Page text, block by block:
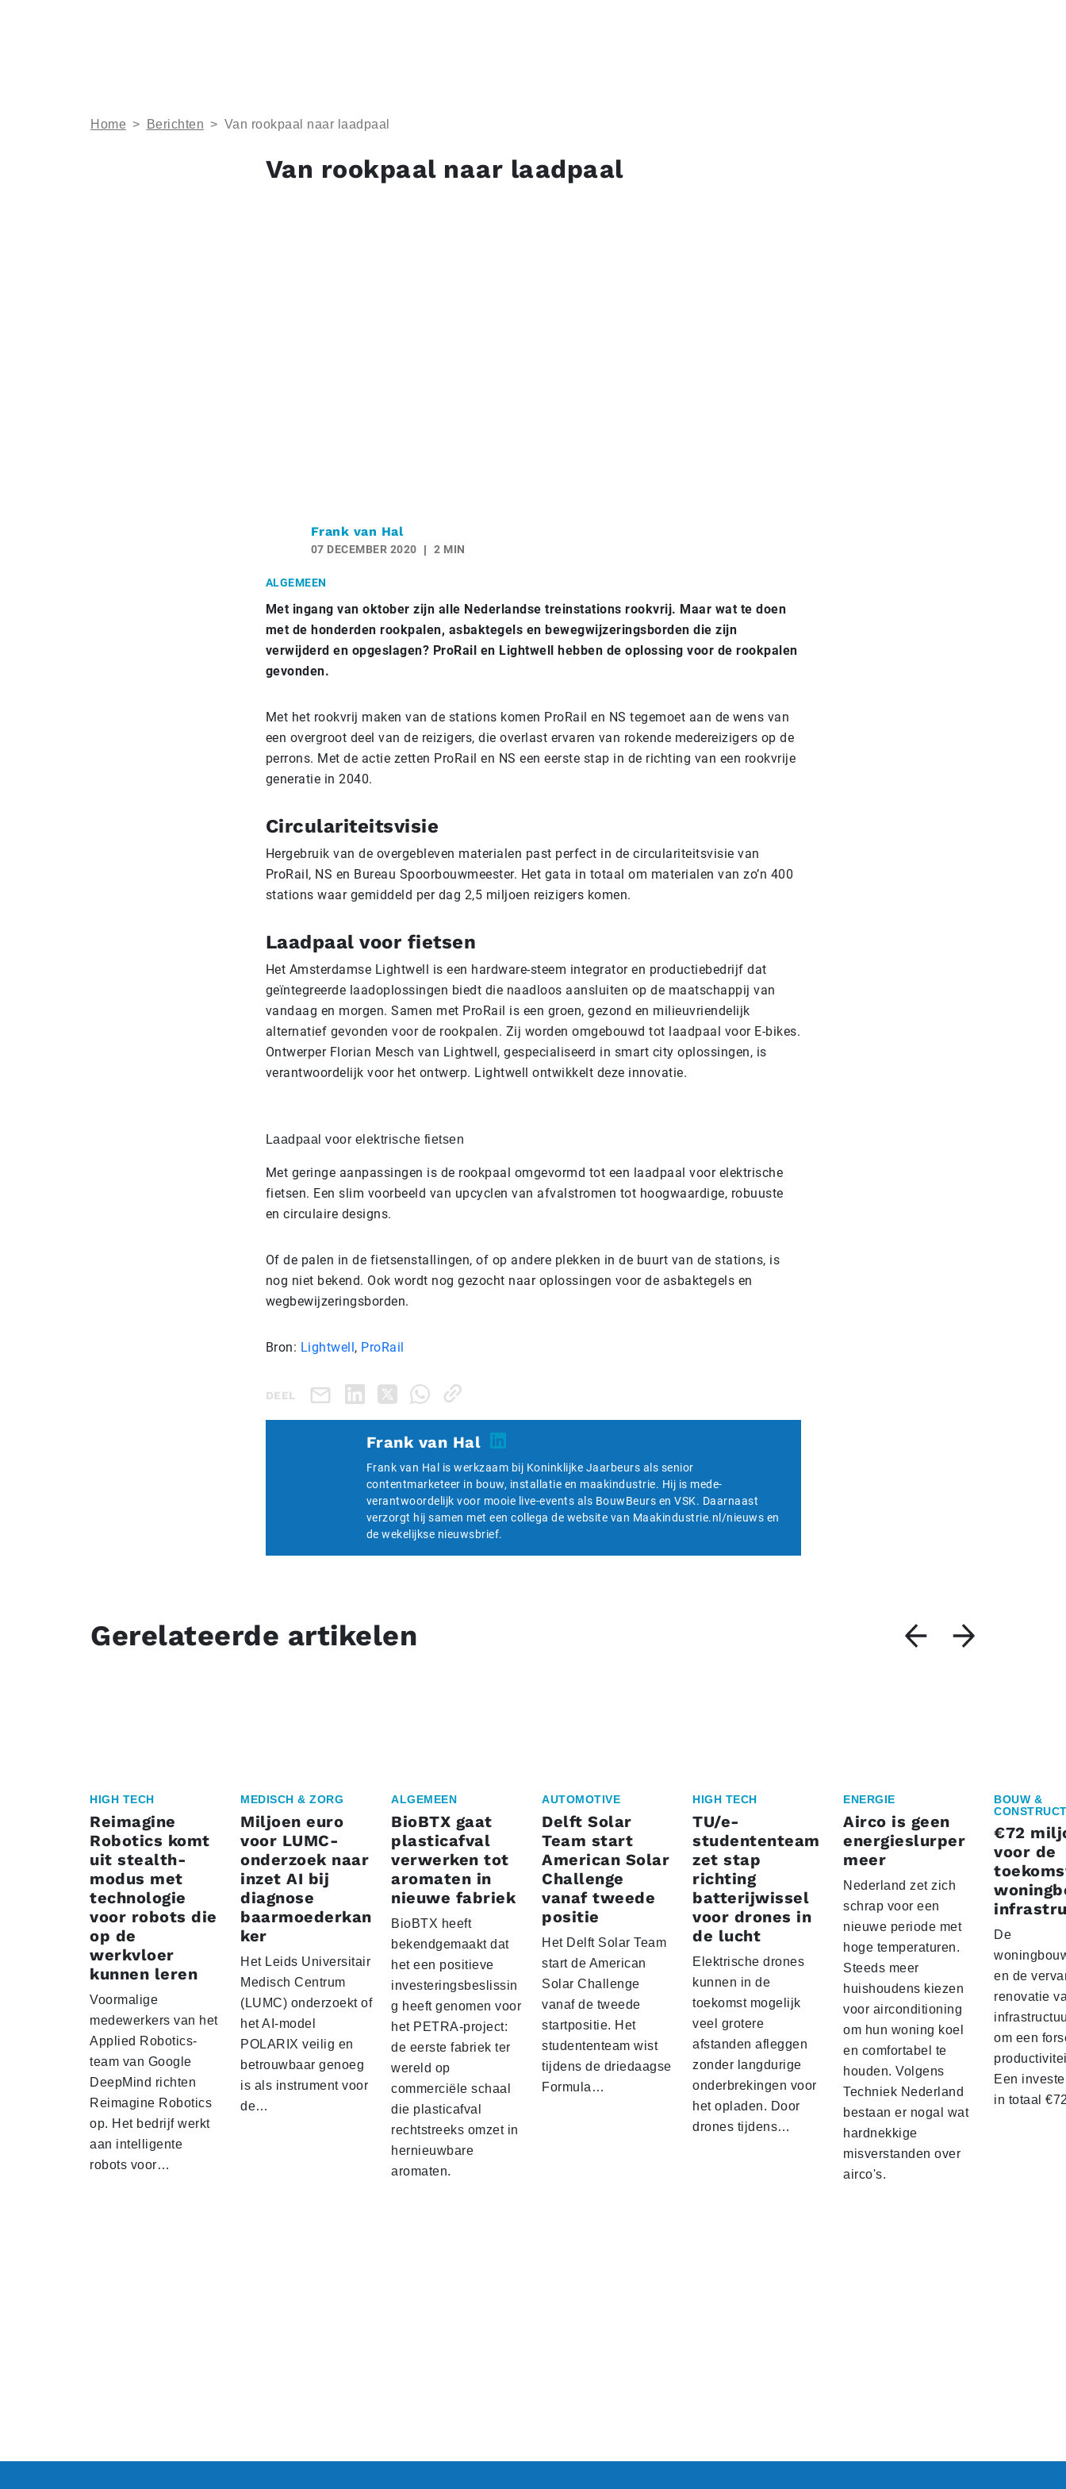
Home > Berichten > Van rookpaal naar laadpaal
Van rookpaal naar laadpaal
Frank van Hal
07 DECEMBER 2020 2 MIN
ALGEMEEN
Met ingang van oktober zijn alle Nederlandse treinstations rookvrij. Maar wat te doen
met de honderden rookpalen, asbaktegels en bewegwijzeringsborden die zijn
verwijderd en opgeslagen? ProRail en Lightwell hebben de oplossing voor de rookpalen
gevonden.
Met het rookvrij maken van de stations komen ProRail en NS tegemoet aan de wens van
een overgroot deel van de reizigers, die overlast ervaren van rokende medereizigers op de
perrons. Met de actie zetten ProRail en NS een eerste stap in de richting van een rookvrije
generatie in 2040.
Circulariteitsvisie
Hergebruik van de overgebleven materialen past perfect in de circulariteitsvisie van
ProRail, NS en Bureau Spoorbouwmeester. Het gata in totaal om materialen van zo’n 400
stations waar gemiddeld per dag 2,5 miljoen reizigers komen.
Laadpaal voor fietsen
Het Amsterdamse Lightwell is een hardware-steem integrator en productiebedrijf dat
geïntegreerde laadoplossingen biedt die naadloos aansluiten op de maatschappij van
vandaag en morgen. Samen met ProRail is een groen, gezond en milieuvriendelijk
alternatief gevonden voor de rookpalen. Zij worden omgebouwd tot laadpaal voor E-bikes.
Ontwerper Florian Mesch van Lightwell, gespecialiseerd in smart city oplossingen, is
verantwoordelijk voor het ontwerp. Lightwell ontwikkelt deze innovatie.
Laadpaal voor elektrische fietsen
Met geringe aanpassingen is de rookpaal omgevormd tot een laadpaal voor elektrische
fietsen. Een slim voorbeeld van upcyclen van afvalstromen tot hoogwaardige, robuuste
en circulaire designs.
Of de palen in de fietsenstallingen, of op andere plekken in de buurt van de stations, is
nog niet bekend. Ook wordt nog gezocht naar oplossingen voor de asbaktegels en
wegbewijzeringsborden.
Bron: Lightwell, ProRail
DEEL
Frank van Hal
Frank van Hal is werkzaam bij Koninklijke Jaarbeurs als senior
contentmarketeer in bouw, installatie en maakindustrie. Hij is mede-
verantwoordelijk voor mooie live-events als BouwBeurs en VSK. Daarnaast
verzorgt hij samen met een collega de website van Maakindustrie.nl/nieuws en
de wekelijkse nieuwsbrief.
Gerelateerde artikelen
HIGH TECH
Reimagine
Robotics komt
uit stealth-
modus met
technologie
voor robots die
op de
werkvloer
kunnen leren
Voormalige
medewerkers van het
Applied Robotics-
team van Google
DeepMind richten
Reimagine Robotics
op. Het bedrijf werkt
aan intelligente
robots voor…
MEDISCH & ZORG
Miljoen euro
voor LUMC-
onderzoek naar
inzet AI bij
diagnose
baarmoederkan
ker
Het Leids Universitair
Medisch Centrum
(LUMC) onderzoekt of
het AI-model
POLARIX veilig en
betrouwbaar genoeg
is als instrument voor
de…
ALGEMEEN
BioBTX gaat
plasticafval
verwerken tot
aromaten in
nieuwe fabriek
BioBTX heeft
bekendgemaakt dat
het een positieve
investeringsbeslissin
g heeft genomen voor
het PETRA-project:
de eerste fabriek ter
wereld op
commerciële schaal
die plasticafval
rechtstreeks omzet in
hernieuwbare
aromaten.
AUTOMOTIVE
Delft Solar
Team start
American Solar
Challenge
vanaf tweede
positie
Het Delft Solar Team
start de American
Solar Challenge
vanaf de tweede
startpositie. Het
studententeam wist
tijdens de driedaagse
Formula…
HIGH TECH
TU/e-
studententeam
zet stap
richting
batterijwissel
voor drones in
de lucht
Elektrische drones
kunnen in de
toekomst mogelijk
veel grotere
afstanden afleggen
zonder langdurige
onderbrekingen voor
het opladen. Door
drones tijdens…
ENERGIE
Airco is geen
energieslurper
meer
Nederland zet zich
schrap voor een
nieuwe periode met
hoge temperaturen.
Steeds meer
huishoudens kiezen
voor airconditioning
om hun woning koel
en comfortabel te
houden. Volgens
Techniek Nederland
bestaan er nogal wat
hardnekkige
misverstanden over
airco's.
BOUW &
€72
voor de
De
en de
renovatie
om een
Een
in totaal